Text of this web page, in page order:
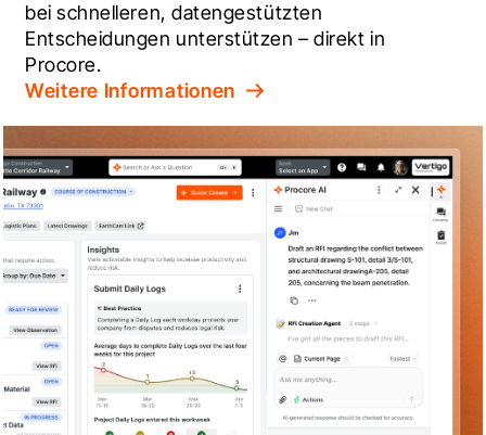
bei schnelleren, datengestützten
Entscheidungen unterstützen – direkt in
Procore.
Weitere Informationen